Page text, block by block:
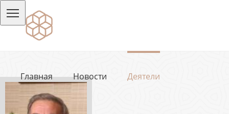
Главная Новости Деятели